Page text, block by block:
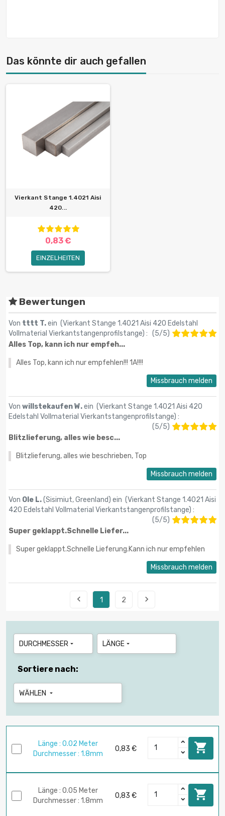
Das könnte dir auch gefallen
Vierkant Stange 1.4021 Aisi
420...
0,83 €
EINZELHEITEN
Bewertungen
Von tttt T.ein (Vierkant Stange 1.4021 Aisi 420 Edelstahl
Vollmaterial Vierkantstangenprofilstange) : (5/5)
Alles Top, kann ich nur empfeh...
Alles Top, kann ich nur empfehlen!!! 1A!!!!
Missbrauch melden
Von willstekaufen W.ein (Vierkant Stange 1.4021 Aisi 420
Edelstahl Vollmaterial Vierkantstangenprofilstange) :
(5/5)
Blitzlieferung, alles wie besc...
Blitzlieferung, alles wie beschrieben, Top
Missbrauch melden
Von Ole L.(Sisimiut, Greenland) ein (Vierkant Stange 1.4021 Aisi
420 Edelstahl Vollmaterial Vierkantstangenprofilstange) :
(5/5)
Super geklappt.Schnelle Liefer...
Super geklappt.Schnelle Lieferung.Kann ich nur empfehlen
Missbrauch melden
 1 2 
DURCHMESSER  LÄNGE 
Sortiere nach:
WÄHLEN 
Länge : 0.02 Meter
Durchmesser : 1.8mm
0,83 € 
Länge : 0.05 Meter
Durchmesser : 1.8mm
0,83 € 